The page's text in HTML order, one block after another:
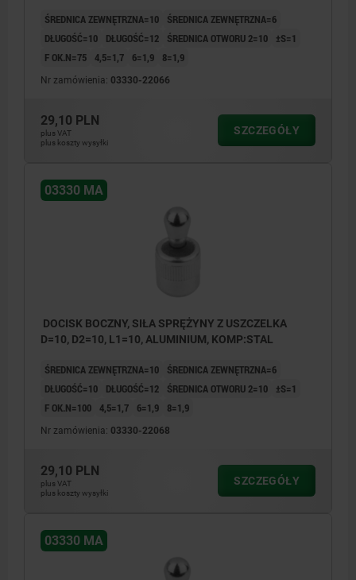
ŚREDNICA ZEWNĘTRZNA=10
ŚREDNICA ZEWNĘTRZNA=6
DŁUGOŚĆ=10
DŁUGOŚĆ=12 ŚREDNICA OTWORU 2=10
±S=1
F OK.N=75 4,5=1,7 6=1,9 8=1,9
Nr zamówienia: 03330-22066
29,10 PLN
plus VAT
plus koszty wysyłki
SZCZEGÓŁY
03330 MA
DOCISK BOCZNY, SIŁA SPRĘŻYNY Z USZCZELKA
D=10, D2=10, L1=10, ALUMINIUM, KOMP:STAL
ŚREDNICA ZEWNĘTRZNA=10
ŚREDNICA ZEWNĘTRZNA=6
DŁUGOŚĆ=10
DŁUGOŚĆ=12 ŚREDNICA OTWORU 2=10
±S=1
F OK.N=100 4,5=1,7 6=1,9 8=1,9
Nr zamówienia: 03330-22068
29,10 PLN
plus VAT
plus koszty wysyłki
SZCZEGÓŁY
03330 MA